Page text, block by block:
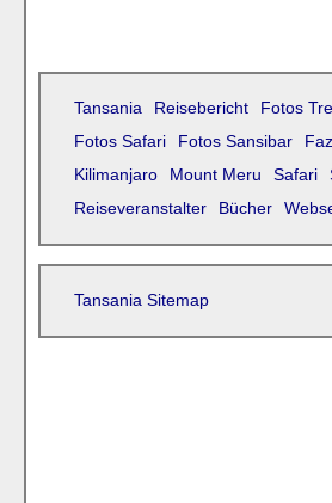
Tansania Reisebericht
Fotos
Fotos Safari
Fotos Sansibar
Kilimanjaro
Mount Meru Safari
Reiseveranstalter
Bücher
Tansania Sitemap